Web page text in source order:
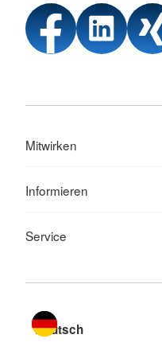
Mitwirken
Informieren
Service
Sprache wechseln zu